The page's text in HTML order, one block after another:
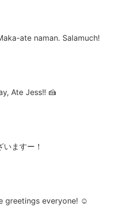
ate naman. Salamuch!
Ate Jess!! 🍰
ますー！
greetings everyone! ☺️